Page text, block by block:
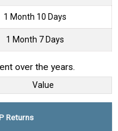
1 Month 10 Days
1 Month 7 Days
over the years.
Value
Returns